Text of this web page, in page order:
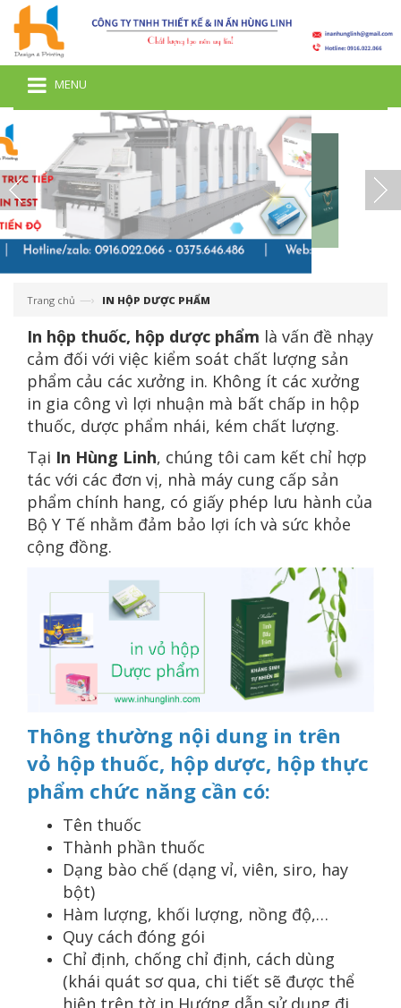
MENU
Trang chủ —› IN HỘP DƯỢC PHẨM
In hộp thuốc, hộp dược phẩm là vấn đề nhạy
cảm đối với việc kiểm soát chất lượng sản
phẩm cảu các xưởng in. Không ít các xưởng
in gia công vì lợi nhuận mà bất chấp in hộp
thuốc, dược phẩm nhái, kém chất lượng.
Tại In Hùng Linh, chúng tôi cam kết chỉ hợp
tác với các đơn vị, nhà máy cung cấp sản
phẩm chính hang, có giấy phép lưu hành của
Bộ Y Tế nhằm đảm bảo lợi ích và sức khỏe
cộng đồng.
Thông thường nội dung in trên
vỏ hộp thuốc, hộp dược, hộp thực
phẩm chức năng cần có:
Tên thuốc
Thành phần thuốc
Dạng bào chế (dạng vỉ, viên, siro, hay
bột)
Hàm lượng, khối lượng, nồng độ,…
Quy cách đóng gói
Chỉ định, chống chỉ định, cách dùng
(khái quát sơ qua, chi tiết sẽ được thể
hiện trên tờ in Hướng dẫn sử dụng đi